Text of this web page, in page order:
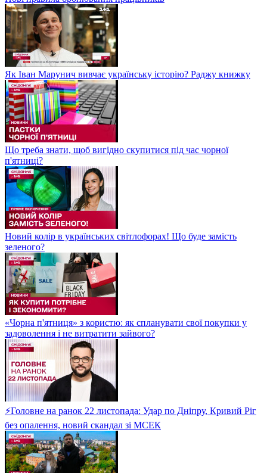
Як Іван Марунич вивчає українську історію? Раджу книжку
Що треба знати, щоб вигідно скупитися під час чорної
п'ятниці?
Новий колір в українських світлофорах! Що буде замість
зеленого?
«Чорна п'ятниця» з користю: як спланувати свої покупки у
задоволення і не витратити зайвого?
⚡Головне на ранок 22 листопада: Удар по Дніпру, Кривий Ріг
без опалення, новий скандал зі МСЕК